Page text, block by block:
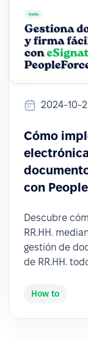
2024-10-
Cómo
con
Descubre
RR.HH.
gestión de
de RR.HH.
How to